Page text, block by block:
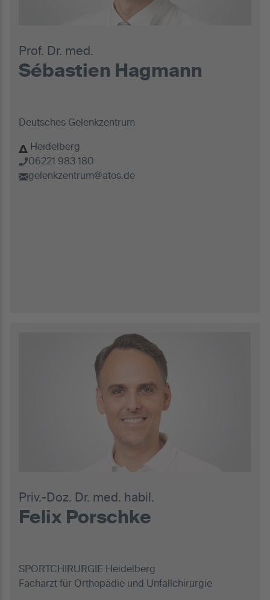
Prof. Dr. med.
Sébastien Hagmann
Deutsches Gelenkzentrum
Heidelberg
06221 983 180
gelenkzentrum@atos.de
Priv.-Doz. Dr. med. habil.
Felix Porschke
SPORTCHIRURGIE Heidelberg
Facharzt für Orthopädie und Unfallchirurgie